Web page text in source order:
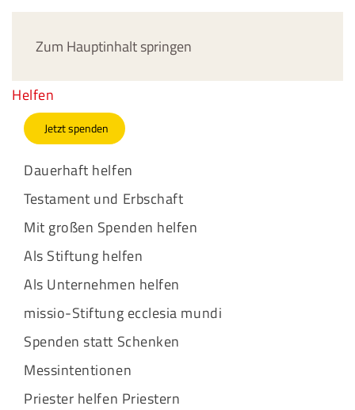
Zum Hauptinhalt springen
Helfen
Jetzt spenden
Dauerhaft helfen
Testament und Erbschaft
Mit großen Spenden helfen
Als Stiftung helfen
Als Unternehmen helfen
missio-Stiftung ecclesia mundi
Spenden statt Schenken
Messintentionen
Priester helfen Priestern